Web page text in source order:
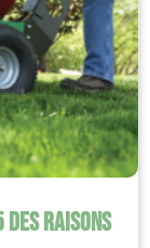
des raisons